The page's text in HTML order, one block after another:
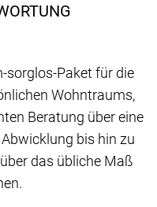
sorglos-Paket für die
Wohntraums,
Beratung über eine
bis hin zu
das übliche Maß